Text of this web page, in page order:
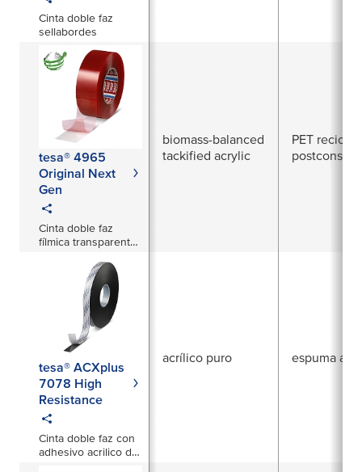
Cinta doble faz
sellabordes
tesa® 4965
Original Next
Gen
Cinta doble faz
fílmica transparente
biomass-balanced
tackified acrylic
PET
tesa® ACXplus
7078 High
Resistance
Cinta doble faz con
adhesivo acrilico de
acrílico puro espuma